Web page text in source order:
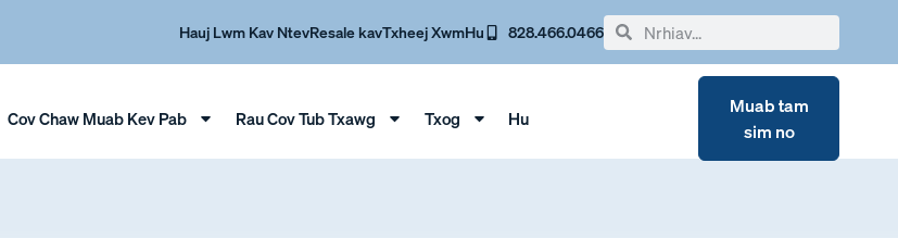
Hauj Lwm Kav NtevResale kavTxheej XwmHu 828.466.0466
Cov Chaw Muab Kev Pab Rau Cov Tub Txawg Txog Hu
Muab tam
sim no